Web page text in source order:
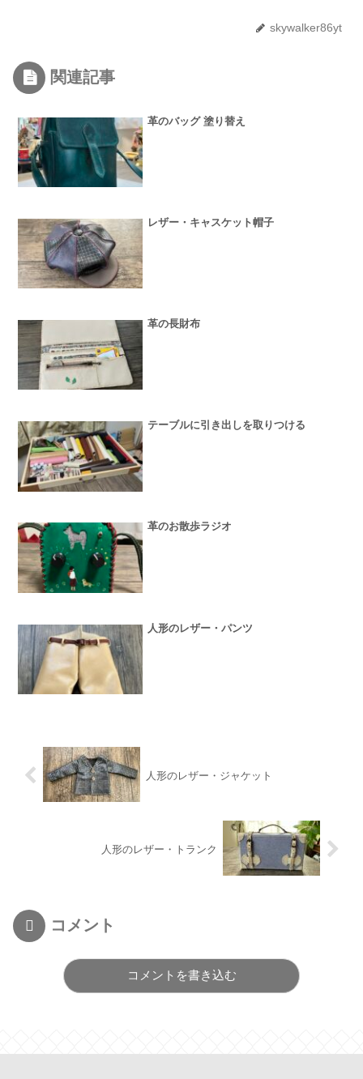
skywalker86yt
関連記事
革のバッグ 塗り替え
レザー・キャスケット帽子
革の長財布
テーブルに引き出しを取りつける
革のお散歩ラジオ
人形のレザー・パンツ
人形のレザー・ジャケット
人形のレザー・トランク
コメント
コメントを書き込む